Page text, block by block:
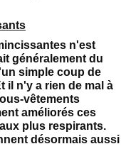
n'est
généralement du
simple coup de
il n'y a rien de mal à
vêtements
améliorés ces
plus respirants.
désormais aussi